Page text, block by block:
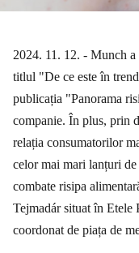
2024. 11. 12. - Munch a
titlul "De ce este în
publicația "Panorama
companie. În plus, prin
relația consumatorilor
celor mai mari lanțuri
combate risipa
Tejmadár situat în Etele
coordonat de piața de